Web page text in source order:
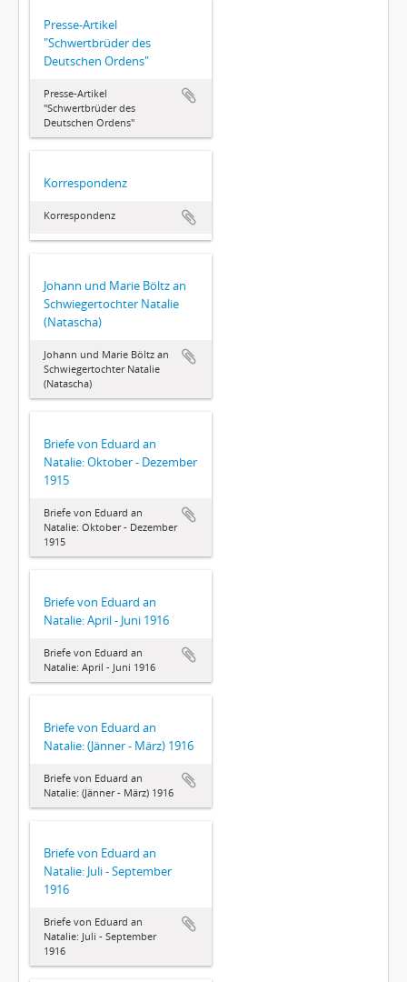
Presse-Artikel
"Schwertbrüder des
Deutschen Ordens"
Presse-Artikel
"Schwertbrüder des
Deutschen Ordens"
Korrespondenz
Korrespondenz
Johann und Marie Böltz an
Schwiegertochter Natalie
(Natascha)
Johann und Marie Böltz an
Schwiegertochter Natalie
(Natascha)
Briefe von Eduard an
Natalie: Oktober - Dezember
1915
Briefe von Eduard an
Natalie: Oktober - Dezember
1915
Briefe von Eduard an
Natalie: April - Juni 1916
Briefe von Eduard an
Natalie: April - Juni 1916
Briefe von Eduard an
Natalie: (Jänner - März) 1916
Briefe von Eduard an
Natalie: (Jänner - März) 1916
Briefe von Eduard an
Natalie: Juli - September
1916
Briefe von Eduard an
Natalie: Juli - September
1916